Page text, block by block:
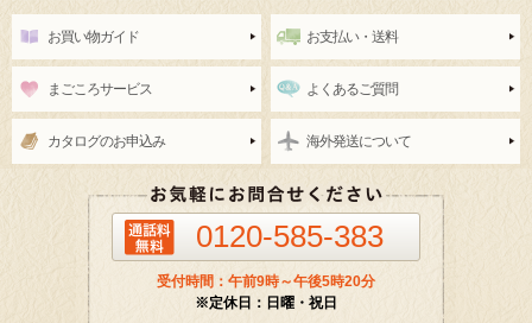
お買い物ガイド お支払い・送料
まごころサービス よくあるご質問
カタログのお申込み 海外発送について
0120-585-383
受付時間：午前9時～午後5時20分
※定休日：日曜・祝日